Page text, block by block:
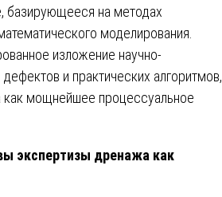
базирующееся на методах
моделирования.
изложение научно-
и практических алгоритмов,
как мощнейшее процессуальное
экспертизы дренажа как